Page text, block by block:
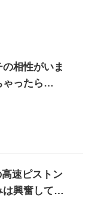
相性がいま
ゃったら…
速ピストン
は興奮して…